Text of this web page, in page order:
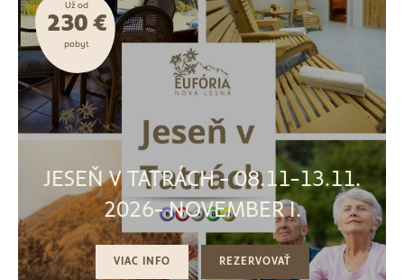
Už od
230 €
pobyt
JESEŇ V TATRÁCH - 08.11-13.11.
2026- NOVEMBER I.
VIAC INFO REZERVOVAŤ